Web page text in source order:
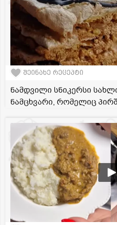
შეინახე რეცეპტი
ნამდვილი სნიკერსი
ნამცხვარი, რომელიც